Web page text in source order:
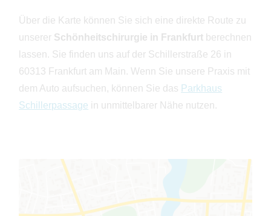
Über die Karte können Sie sich eine direkte Route zu
unserer Schönheitschirurgie in Frankfurt berechnen
lassen. Sie finden uns auf der Schillerstraße 26 in
60313 Frankfurt am Main. Wenn Sie unsere Praxis mit
dem Auto aufsuchen, können Sie das Parkhaus
Schillerpassage in unmittelbarer Nähe nutzen.